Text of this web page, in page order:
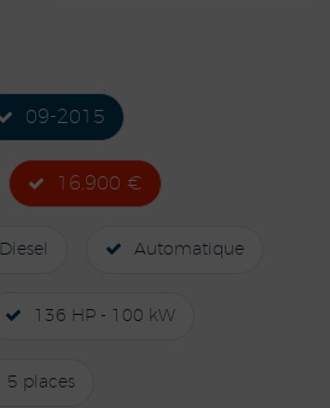
09-2015
16.900 €
Diesel Automatique
136 HP - 100 kW
5 places